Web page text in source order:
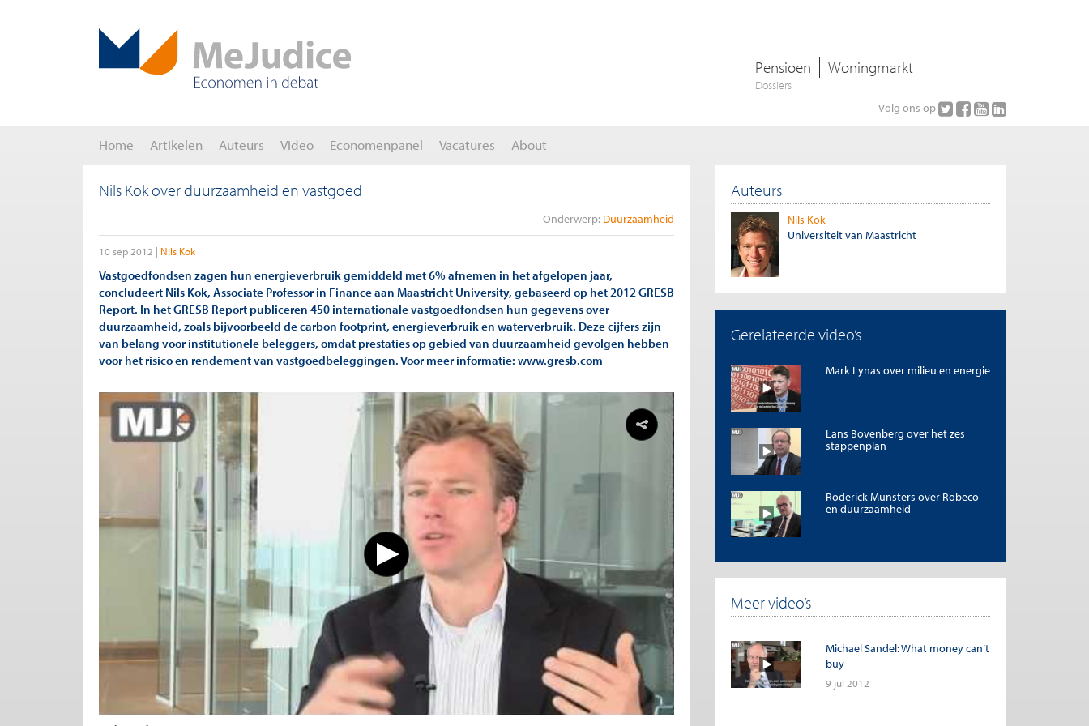
Pensioen Woningmarkt
Dossiers
Volg ons op
Home Artikelen Auteurs Video Economenpanel Vacatures About
Nils Kok over duurzaamheid en vastgoed
Onderwerp: Duurzaamheid
10 sep 2012 Nils Kok
Vastgoedfondsen zagen hun energieverbruik gemiddeld met 6% afnemen in het afgelopen jaar,
concludeert Nils Kok, Associate Professor in Finance aan Maastricht University, gebaseerd op het 2012 GRESB
Report. In het GRESB Report publiceren 450 internationale vastgoedfondsen hun gegevens over
duurzaamheid, zoals bijvoorbeeld de carbon footprint, energieverbruik en waterverbruik. Deze cijfers zijn
van belang voor institutionele beleggers, omdat prestaties op gebied van duurzaamheid gevolgen hebben
voor het risico en rendement van vastgoedbeleggingen. Voor meer informatie: www.gresb.com
Auteurs
Nils Kok
Universiteit van Maastricht
Gerelateerde video’s
Mark Lynas over milieu en energie
Lans Bovenberg over het zes
stappenplan
Roderick Munsters over Robeco
en duurzaamheid
Meer video’s
Michael Sandel: What money can’t
buy
9 jul 2012